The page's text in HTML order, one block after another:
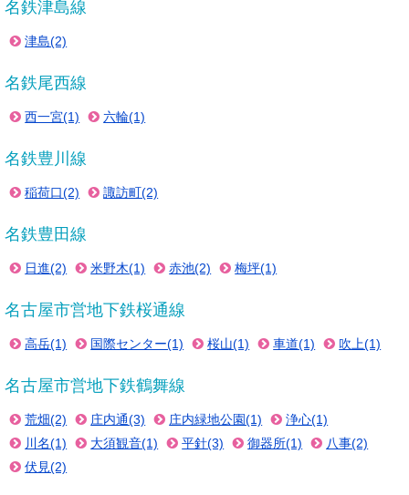
名鉄津島線
津島(2)
名鉄尾西線
西一宮(1) 六輪(1)
名鉄豊川線
稲荷口(2) 諏訪町(2)
名鉄豊田線
日進(2) 米野木(1) 赤池(2) 梅坪(1)
名古屋市営地下鉄桜通線
高岳(1) 国際センター(1) 桜山(1) 車道(1) 吹上(1)
名古屋市営地下鉄鶴舞線
荒畑(2) 庄内通(3) 庄内緑地公園(1)
浄心(1)
川名(1)
大須観音(1) 平針(3) 御器所(1)
八事(2)
伏見(2)